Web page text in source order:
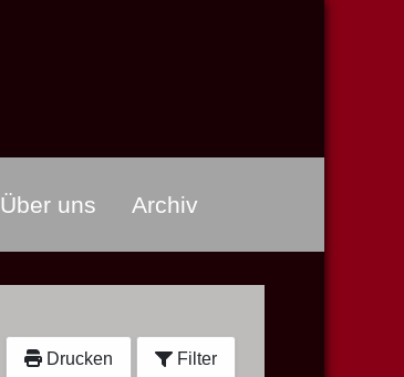
Über uns Archiv
Drucken Filter